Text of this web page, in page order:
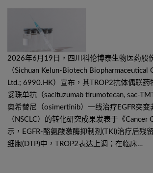
2026年6月19日，四川科伦博泰生物医药股
（Sichuan Kelun-Biotech Biopharmaceutical
Ltd.; 6990.HK）宣布，其TROP2抗体偶联药
妥珠单抗（sacituzumab tirumotecan, sac-
奥希替尼（osimertinib）一线治疗EGFR突变
（NSCLC）的转化研究成果发表于《Cancer
示，EGFR-酪氨酸激酶抑制剂(TKI)治疗后残
细胞(DTP)中，TROP2表达上调；在临床…